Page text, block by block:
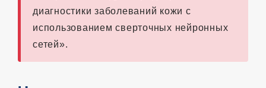
диагностики заболеваний кожи с
использованием сверточных нейронных
сетей».